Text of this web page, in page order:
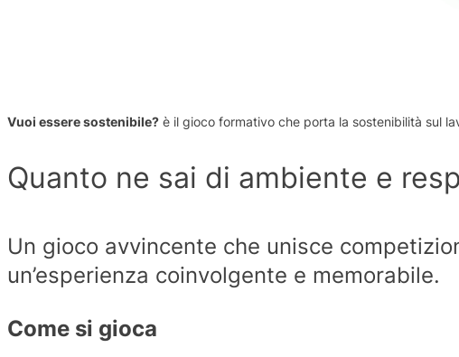
Vuoi essere sostenibile? è il gioco formativo che porta la sostenibilità sul
Quanto ne sai di ambiente e
Un gioco avvincente che unisce
un’esperienza coinvolgente e memorabile.
Come si gioca